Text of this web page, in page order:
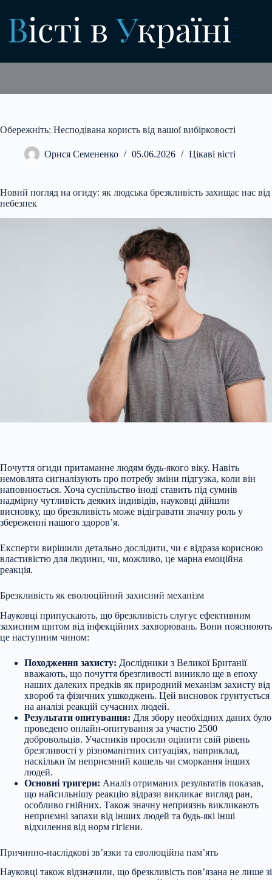
вмісту
Обережніть: Несподівана користь від вашої вибірковості
Орися Семененко 05.06.2026 Цікаві вісті
Новий погляд на огиду: як людська брезкливість захищає нас від
небезпек
Почуття огиди притаманне людям будь-якого віку. Навіть
немовлята сигналізують про потребу зміни підгузка, коли він
наповнюється. Хоча суспільство іноді ставить під сумнів
надмірну чутливість деяких індивідів, науковці дійшли
висновку, що брезкливість може відігравати значну роль у
збереженні нашого здоров’я.
Експерти вирішили детально дослідити, чи є відраза корисною
властивістю для людини, чи, можливо, це марна емоційна
реакція.
Брезкливість як еволюційний захисний механізм
Науковці припускають, що брезкливість слугує ефективним
захисним щитом від інфекційних захворювань. Вони пояснюють
це наступним чином:
Походження захисту: Дослідники з Великої Британії
вважають, що почуття брезгливості виникло ще в епоху
наших далеких предків як природний механізм захисту від
хвороб та фізичних ушкоджень. Цей висновок ґрунтується
на аналізі реакцій сучасних людей.
Результати опитування: Для збору необхідних даних було
проведено онлайн-опитування за участю 2500
добровольців. Учасників просили оцінити свій рівень
брезгливості у різноманітних ситуаціях, наприклад,
наскільки їм неприємний кашель чи сморкання інших
людей.
Основні тригери: Аналіз отриманих результатів показав,
що найсильнішу реакцію відрази викликає вигляд ран,
особливо гнійних. Також значну неприязнь викликають
неприємні запахи від інших людей та будь-які інші
відхилення від норм гігієни.
Причинно-наслідкові зв’язки та еволюційна пам’ять
Науковці також відзначили, що брезкливість пов’язана не лише зі